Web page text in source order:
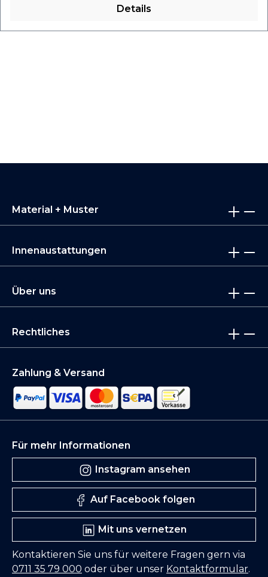
Details
Material + Muster
Innenaustattungen
Über uns
Rechtliches
Zahlung & Versand
Für mehr Informationen
Instagram ansehen
Auf Facebook folgen
Mit uns vernetzen
Kontaktieren Sie uns für weitere Fragen gern via
0711 35 79 000 oder über unser Kontaktformular.